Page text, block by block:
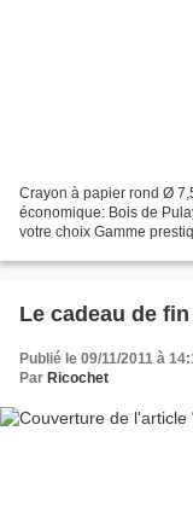
Crayon à papier rond Ø
économique: Bois de
votre choix Gamme
Le cadeau de
Publié le 09/11/2011 à
Par Ricochet